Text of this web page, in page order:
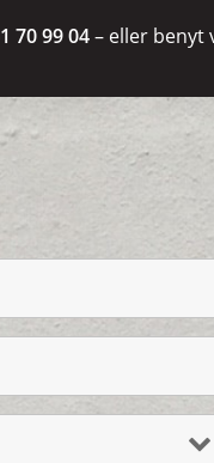
70 99 04– eller benyt